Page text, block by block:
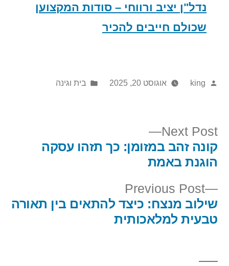
נדל"ן יציב ורווחי – סודות המקצוען
שכולם חייבים להכיר
Posted
king אוגוסט 20, 2025
Posted
בית וגינה
ניווט
Previous Post
post:
שילוב מנצח: כיצד להתאים בין תאורה
טבעית למלאכותית
Next Post
Next
post:
קונה זהב במזומן: כך תזהו עסקה
הוגנת באמת